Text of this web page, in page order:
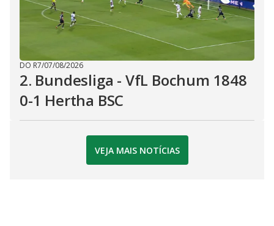
DO R7/07/08/2026
2. Bundesliga - VfL Bochum 1848
0-1 Hertha BSC
VEJA MAIS NOTÍCIAS